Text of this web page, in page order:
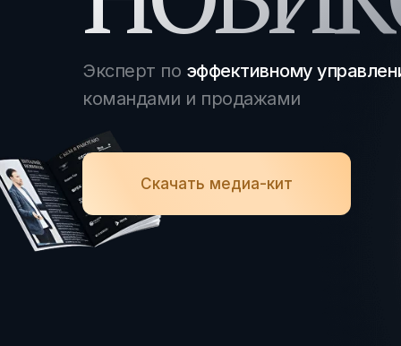
Эксперт по эффективному
командами и продажами
Скачать медиа-кит